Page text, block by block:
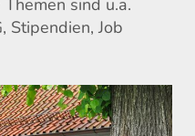
Stipendien, Job